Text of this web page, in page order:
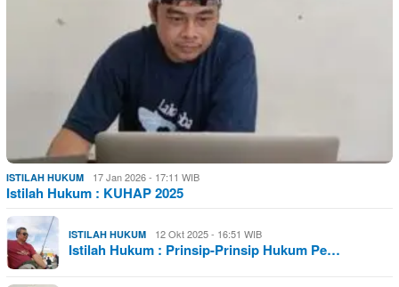
ISTILAH HUKUM 17 Jan 2026 - 17:11 WIB
Istilah Hukum : KUHAP 2025
ISTILAH HUKUM 12 Okt 2025 - 16:51 WIB
Istilah Hukum : Prinsip-Prinsip Hukum Pe…